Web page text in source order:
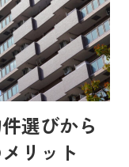
選びから
リット